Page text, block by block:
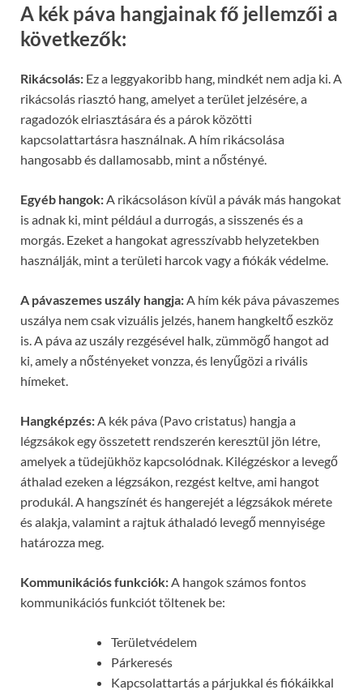
A kék páva hangjainak fő jellemzői a
következők:
Rikácsolás: Ez a leggyakoribb hang, mindkét nem adja ki. A
rikácsolás riasztó hang, amelyet a terület jelzésére, a
ragadozók elriasztására és a párok közötti
kapcsolattartásra használnak. A hím rikácsolása
hangosabb és dallamosabb, mint a nőstényé.
Egyéb hangok:A rikácsoláson kívül a pávák más hangokat
is adnak ki, mint például a durrogás, a sisszenés és a
morgás. Ezeket a hangokat agresszívabb helyzetekben
használják, mint a területi harcok vagy a fiókák védelme.
A pávaszemes uszály hangja:A hím kék páva pávaszemes
uszálya nem csak vizuális jelzés, hanem hangkeltő eszköz
is. A páva az uszály rezgésével halk, zümmögő hangot ad
ki, amely a nőstényeket vonzza, és lenyűgözi a rivális
hímeket.
Hangképzés:A kék páva (Pavo cristatus) hangja a
légzsákok egy összetett rendszerén keresztül jön létre,
amelyek a tüdejükhöz kapcsolódnak. Kilégzéskor a levegő
áthalad ezeken a légzsákon, rezgést keltve, ami hangot
produkál. A hangszínét és hangerejét a légzsákok mérete
és alakja, valamint a rajtuk áthaladó levegő mennyisége
határozza meg.
Kommunikációs funkciók:A hangok számos fontos
kommunikációs funkciót töltenek be:
Területvédelem
Párkeresés
Kapcsolattartás a párjukkal és fiókáikkal